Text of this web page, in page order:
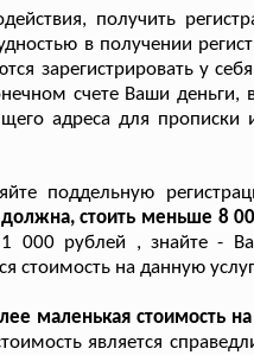
получить
в получении
зарегистрировать у
счете Ваши
адреса для прописки
поддельную
стоить меньше 8
000 рублей , знайте -
стоимость на данную
маленькая стоимость
является